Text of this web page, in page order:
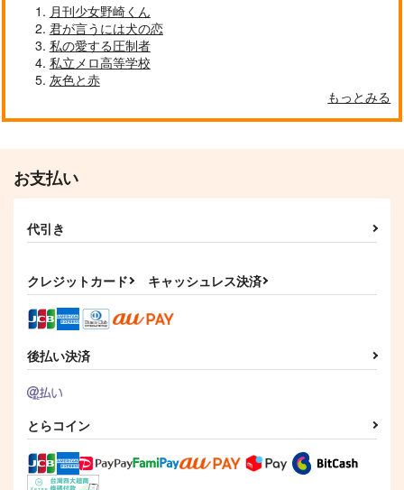
月刊少女野崎くん
君が言うには犬の恋
私の愛する圧制者
私立メロ高等学校
灰色と赤
もっとみる
お支払い
代引き
クレジットカード キャッシュレス決済
後払い決済
とらコイン